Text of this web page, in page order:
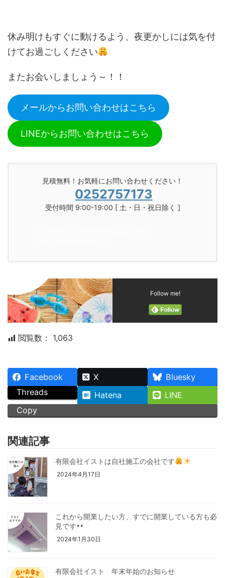
休み明けもすぐに動けるよう、夜更かしには気を付
けてお過ごしください
またお会いしましょう～！！
メールからお問い合わせはこちら
LINEからお問い合わせはこちら
見積無料！お気軽にお問い合わせください！
0252757173
受付時間 9:00-19:00 [ 土・日・祝日除く ]
Follow me!
閲覧数： 1,063
Facebook X
Bluesky
Threads
Hatena
LINE
Copy
関連記事
有限会社イストは自社施工の会社です
2024年4月17日
これから開業したい方、すでに開業している方も必
見です
2024年1月30日
有限会社イスト 年末年始のお知らせ